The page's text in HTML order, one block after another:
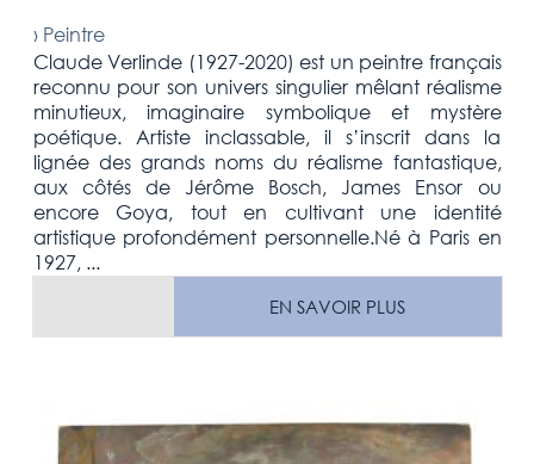
› Peintre
Claude Verlinde (1927-2020) est un peintre français
reconnu pour son univers singulier mêlant réalisme
minutieux, imaginaire symbolique et mystère
poétique. Artiste inclassable, il s’inscrit dans la
lignée des grands noms du réalisme fantastique,
aux côtés de Jérôme Bosch, James Ensor ou
encore Goya, tout en cultivant une identité
artistique profondément personnelle.Né à Paris en
1927, ...
EN SAVOIR PLUS